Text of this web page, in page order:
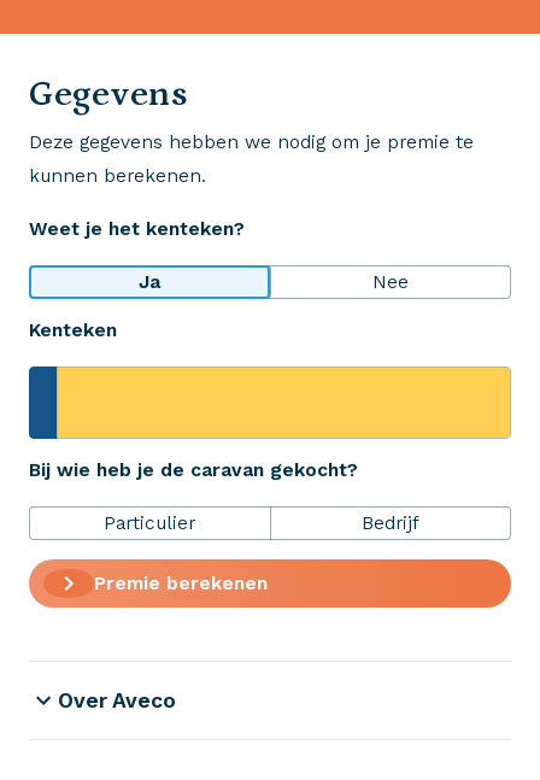
Gegevens
Deze gegevens hebben we nodig om je premie te
kunnen berekenen.
Weet je het kenteken?
Ja Nee
Kenteken
Bij wie heb je de caravan gekocht?
Particulier Bedrijf
Premie berekenen
Wij krijgen een 8,5!
Op basis van ruim 3.000 reviews
Bekijk wat anderen over ons zeggen
+31 (0)523 - 20 80 30
Verzekeringen
Over Aveco